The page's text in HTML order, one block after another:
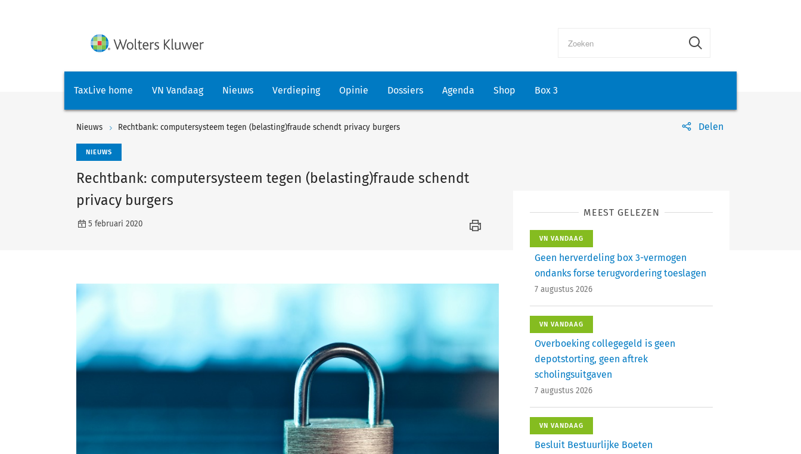
TaxLive home VN Vandaag Nieuws Verdieping Opinie Dossiers Agenda Shop Box 3
Nieuws Rechtbank: computersysteem tegen (belasting)fraude schendt privacy burgers Delen
NIEUWS
Rechtbank: computersysteem tegen (belasting)fraude schendt
privacy burgers
5 februari 2020
MEEST GELEZEN
VN VANDAAG
Geen herverdeling box 3-vermogen
ondanks forse terugvordering toeslagen
7 augustus 2026
VN VANDAAG
Overboeking collegegeld is geen
depotstorting, geen aftrek
scholingsuitgaven
7 augustus 2026
VN VANDAAG
Besluit Bestuurlijke Boeten